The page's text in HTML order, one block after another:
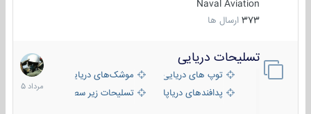
Naval Aviation
373 ارسال ها
تسلیحات دریایی
توپ های دریایی
موشک‌های دریایی
پدافندهای دریاپایه
تسلیحات زیر سطحی
2
مرداد
1405